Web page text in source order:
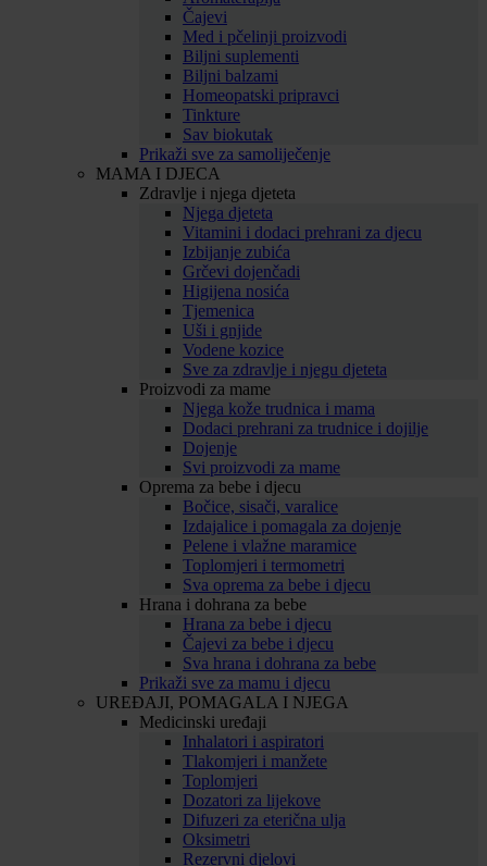
Čajevi
Med i pčelinji proizvodi
Biljni suplementi
Biljni balzami
Homeopatski pripravci
Tinkture
Sav biokutak
Prikaži sve za samoliječenje
MAMA I DJECA
Zdravlje i njega djeteta
Njega djeteta
Vitamini i dodaci prehrani za djecu
Izbijanje zubića
Grčevi dojenčadi
Higijena nosića
Tjemenica
Uši i gnjide
Vodene kozice
Sve za zdravlje i njegu djeteta
Proizvodi za mame
Njega kože trudnica i mama
Dodaci prehrani za trudnice i dojilje
Dojenje
Svi proizvodi za mame
Oprema za bebe i djecu
Bočice, sisači, varalice
Izdajalice i pomagala za dojenje
Pelene i vlažne maramice
Toplomjeri i termometri
Sva oprema za bebe i djecu
Hrana i dohrana za bebe
Hrana za bebe i djecu
Čajevi za bebe i djecu
Sva hrana i dohrana za bebe
Prikaži sve za mamu i djecu
UREĐAJI, POMAGALA I NJEGA
Medicinski uređaji
Inhalatori i aspiratori
Tlakomjeri i manžete
Toplomjeri
Dozatori za lijekove
Difuzeri za eterična ulja
Oksimetri
Rezervni djelovi